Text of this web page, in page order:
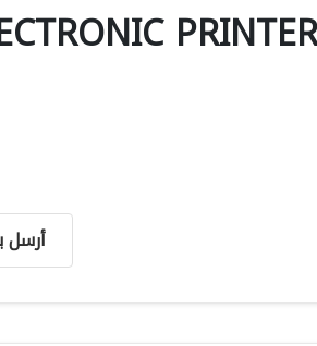
أرسل